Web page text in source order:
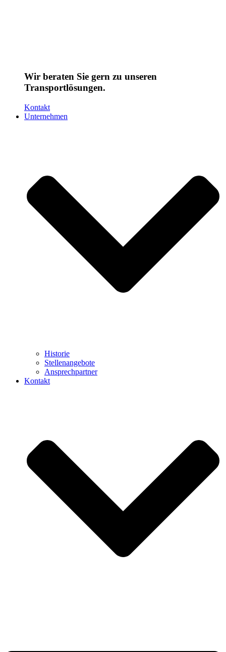
Wir beraten Sie gern zu unseren
Transportlösungen.
Kontakt
Unternehmen
Historie
Stellenangebote
Ansprechpartner
Kontakt